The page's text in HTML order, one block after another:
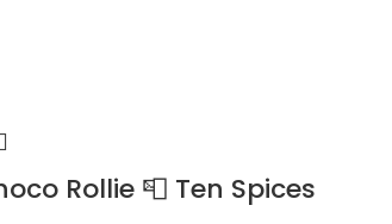
Rollie 📮 Ten Spices